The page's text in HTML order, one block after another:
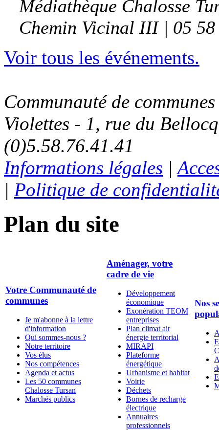
Médiathèque Chalosse
Chemin Vicinal III | 05 58
Voir tous les événements.
Communauté de
Violettes - 1, rue du
(0)5.58.76.41.41
Informations légales |
| Politique de
Plan du site
Votre Communauté de
communes
Je m'abonne à la lettre
d'information
Qui sommes-nous ?
Notre territoire
Vos élus
Nos compétences
Agenda et actus
Les 50 communes
Chalosse Tursan
Marchés publics
Aménager, votre
cadre de vie
Développement
économique
Exonération TEOM
entreprises
Plan climat air
énergie territorial
MIRAPI
Plateforme
énergétique
Urbanisme et habitat
Voirie
Déchets
Bornes de recharge
électrique
Annuaires
professionnels
Nos